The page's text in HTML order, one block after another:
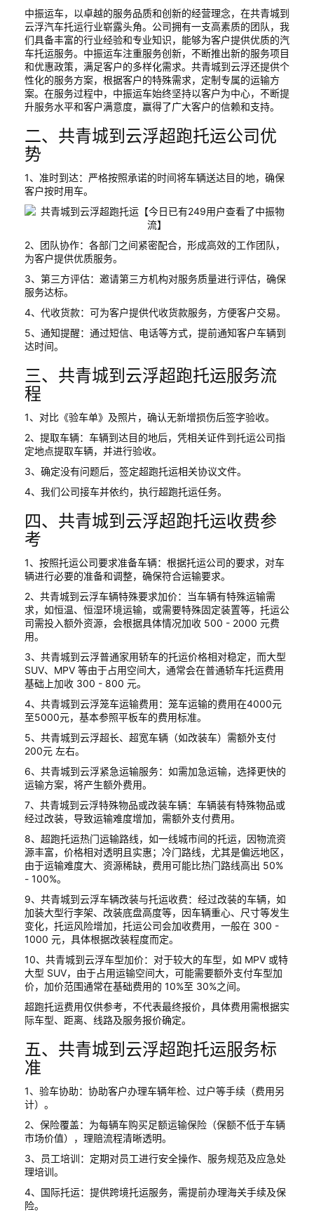
中振运车，以卓越的服务品质和创新的经营理念，在共青城到
云浮汽车托运行业崭露头角。公司拥有一支高素质的团队，我
们具备丰富的行业经验和专业知识，能够为客户提供优质的汽
车托运服务。中振运车注重服务创新，不断推出新的服务项目
和优惠政策，满足客户的多样化需求。共青城到云浮还提供个
性化的服务方案，根据客户的特殊需求，定制专属的运输方
案。在服务过程中，中振运车始终坚持以客户为中心，不断提
升服务水平和客户满意度，赢得了广大客户的信赖和支持。
二、共青城到云浮超跑托运公司优
势
1、准时到达：严格按照承诺的时间将车辆送达目的地，确保
客户按时用车。
2、团队协作：各部门之间紧密配合，形成高效的工作团队，
为客户提供优质服务。
3、第三方评估：邀请第三方机构对服务质量进行评估，确保
服务达标。
4、代收货款：可为客户提供代收货款服务，方便客户交易。
5、通知提醒：通过短信、电话等方式，提前通知客户车辆到
达时间。
三、共青城到云浮超跑托运服务流
程
1、对比《验车单》及照片，确认无新增损伤后签字验收。
2、提取车辆：车辆到达目的地后，凭相关证件到托运公司指
定地点提取车辆，并进行验收。
3、确定没有问题后，签定超跑托运相关协议文件。
4、我们公司接车并依约，执行超跑托运任务。
四、共青城到云浮超跑托运收费参
考
1、按照托运公司要求准备车辆：根据托运公司的要求，对车
辆进行必要的准备和调整，确保符合运输要求。
2、共青城到云浮车辆特殊要求加价：当车辆有特殊运输需
求，如恒温、恒湿环境运输，或需要特殊固定装置等，托运公
司需投入额外资源，会根据具体情况加收 500 - 2000 元费
用。
3、共青城到云浮普通家用轿车的托运价格相对稳定，而大型
SUV、MPV 等由于占用空间大，通常会在普通轿车托运费用
基础上加收 300 - 800 元。
4、共青城到云浮笼车运输费用：笼车运输的费用在4000元
至5000元，基本参照平板车的费用标准。
5、共青城到云浮超长、超宽车辆（如改装车）需额外支付
200元 左右。
6、共青城到云浮紧急运输服务：如需加急运输，选择更快的
运输方案，将产生额外费用。
7、共青城到云浮特殊物品或改装车辆：车辆装有特殊物品或
经过改装，导致运输难度增加，需额外支付费用。
8、超跑托运热门运输路线，如一线城市间的托运，因物流资
源丰富，价格相对透明且实惠；冷门路线，尤其是偏远地区，
由于运输难度大、资源稀缺，费用可能比热门路线高出 50%
- 100%。
9、共青城到云浮车辆改装与托运收费：经过改装的车辆，如
加装大型行李架、改装底盘高度等，因车辆重心、尺寸等发生
变化，托运风险增加，托运公司会加收费用，一般在 300 -
1000 元，具体根据改装程度而定。
10、共青城到云浮车型加价：对于较大的车型，如 MPV 或特
大型 SUV，由于占用运输空间大，可能需要额外支付车型加
价，加价范围通常在基础费用的 10%至 30%之间。
超跑托运费用仅供参考，不代表最终报价，具体费用需根据实
际车型、距离、线路及服务报价确定。
五、共青城到云浮超跑托运服务标
准
1、验车协助：协助客户办理车辆年检、过户等手续（费用另
计）。
2、保险覆盖：为每辆车购买足额运输保险（保额不低于车辆
市场价值），理赔流程清晰透明。
3、员工培训：定期对员工进行安全操作、服务规范及应急处
理培训。
4、国际托运：提供跨境托运服务，需提前办理海关手续及保
险。